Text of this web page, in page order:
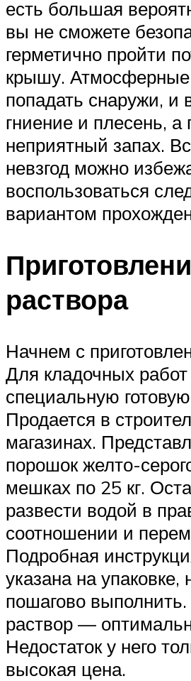
есть большая
вы не сможете
герметично пройти
крышу. Атмосферные
попадать снаружи, и
гниение и плесень, а
неприятный запах.
невзгод можно
воспользоваться
вариантом
раствора
Начнем с
Для кладочных
специальную
Продается в
магазинах.
порошок желто-
мешках по 25 кг.
развести водой в
соотношении и
Подробная
указана на упаковке,
пошагово выполнить.
раствор —
Недостаток у него
высокая цена.